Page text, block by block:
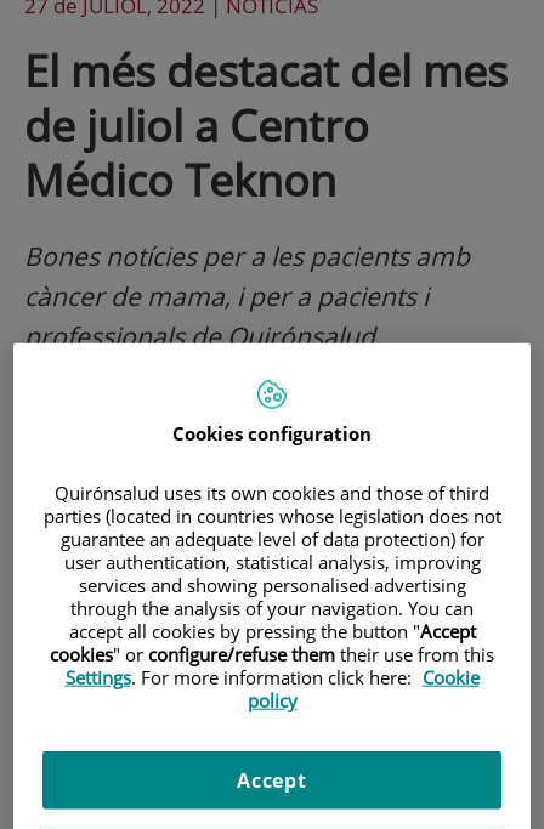
El més destacat del mes
de juliol a Centro
Médico Teknon
Bones notícies per a les pacients amb
càncer de mama, i per a pacients i
professionals de Quirónsalud,
reconeguda com a companyia sanitària
amb millor reputació corporativa a
"The New England Journal of Medicine" publica
l'estudi KEYNOTE-355
Cookies configuration
Quirónsalud uses its own cookies and those of third
parties (located in countries whose legislation does not
guarantee an adequate level of data protection) for
user authentication, statistical analysis, improving
services and showing personalised advertising
through the analysis of your navigation. You can
accept all cookies by pressing the button "Accept
cookies" or configure/refuse them their use from this
Settings. For more information click here: Cookie
policy
Accept